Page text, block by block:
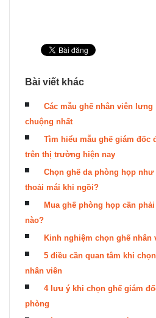
Bài viết khác
Các mẫu ghế nhân viên
chuộng nhất
Tìm hiểu mẫu ghế giám đốc
trên thị trường hiện nay
Chọn ghế da phòng họp
thoải mái khi ngồi?
Mua ghế phòng họp cần
nào?
Kinh nghiệm chọn ghế nhân
5 điều cần quan tâm khi
nhân viên
4 lưu ý khi chọn ghế giám
phòng